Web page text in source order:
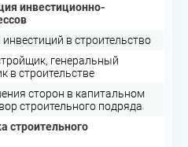
инвестиционно-
в строительство
генеральный
в строительстве
сторон в капитальном
строительного подряда
строительного